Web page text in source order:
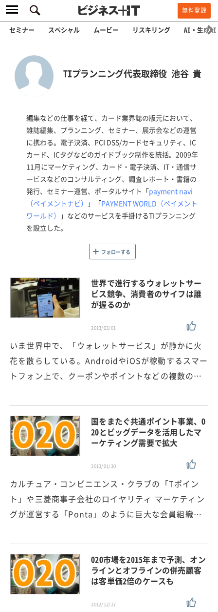
無料登録
セミナー スペシャル ムービー リスキリング AI・生成AI
TIプランニング代表取締役 池谷 貴
編集などの仕事を経て、カード業界誌の版元において、
雑誌編集、プランニング、セミナー、展示会などの運営
に携わる。電子決済、PCI DSS/カードセキュリティ、IC
カード、ICタグなどのガイドブック制作を統括。2009年
11月にマーケティング、カード・電子決済、IT・通信サ
ービスなどのコンサルティング、調査レポート・書籍の
発行、セミナー運営、ポータルサイト「payment navi
（ペイメントナビ） 」「PAYMENT WORLD（ペイメント
ワールド） 」などのサービスを手掛けるTIプランニング
を設立した。
フォローする
世界で進行するウォレットサー
ビス競争、消費者のサイフは誰
が握るのか
2013/03/01
いま世界中で、「ウォレットサービス」が静かに火
花を散らしている。AndroidやiOSが稼動するスマー
トフォン上で、クーポンやポイントなどの複数の…
国をまたぐ共通ポイント事業、O
2Oとビッグデータを活用したマ
ーケティング需要で拡大
2013/01/30
カルチュア・コンビニエンス・クラブの「Tポイン
ト」や三菱商事子会社のロイヤリティ マーケティン
グが運営する「Ponta」のように巨大な会員組織…
O2O市場を2015年まで予測、オン
ラインとオフラインの併売顧客
は客単価2倍のケースも
2012/12/27